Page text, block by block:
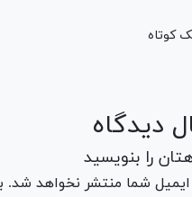
کوتاه
دیدگاه
را بنویسید
شما منتشر نخواهد